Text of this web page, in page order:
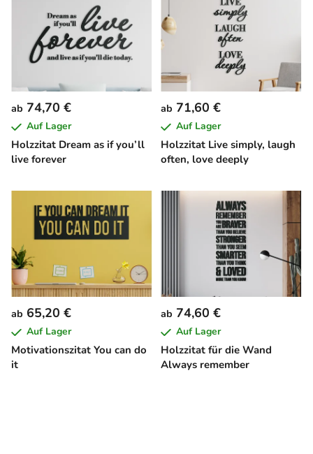
Holzzitat Dream as if you’ll
live forever
ab 74,70 €
Auf Lager
Holzzitat Live simply, laugh
often, love deeply
ab 71,60 €
Auf Lager
Motivationszitat You can do
it
ab 65,20 €
Auf Lager
Holzzitat für die Wand
Always remember
ab 74,60 €
Auf Lager